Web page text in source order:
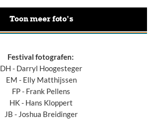
Toon meer foto's
Festival fotografen:
DH - Darryl Hoogesteger
EM - Elly Matthijssen
FP - Frank Pellens
HK - Hans Kloppert
JB - Joshua Breidinger